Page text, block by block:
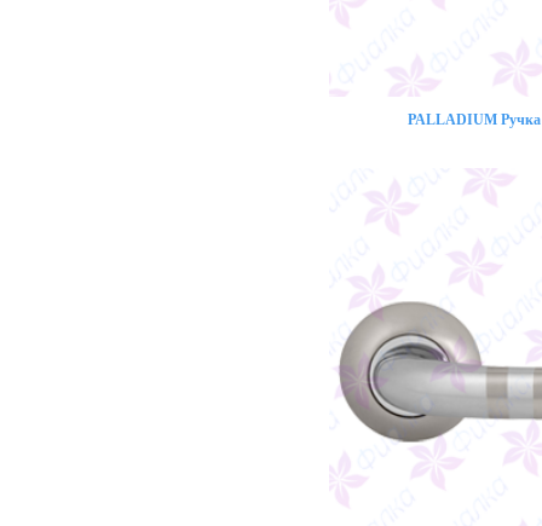
PALLADIUM Ручка